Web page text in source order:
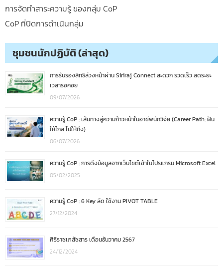
การจัดทำสาระความรู้ ของกลุ่ม CoP
CoP ที่ปิดการดำเนินกลุ่ม
ชุมชนนักปฏิบัติ (ล่าสุด)
การรับรองสิทธิล่วงหน้าผ่าน Siriraj Connect สะดวก รวดเร็ว ลดระยะ
เวลารอคอย
09/07/2026
ความรู้ CoP : เส้นทางสู่ความก้าวหน้าในอาชีพนักวิจัย (Career Path: ฝัน
ให้ไกล ไปให้ถึง)
06/07/2026
ความรู้ CoP : การดึงข้อมูลจากเว็บไซต์เข้าในโปรแกรม Microsoft Excel
05/02/2025
ความรู้ CoP : 6 Key ลัด ใช้งาน PIVOT TABLE
27/12/2024
ศิริราชเภสัชสาร เดือนธันวาคม 2567
24/12/2024